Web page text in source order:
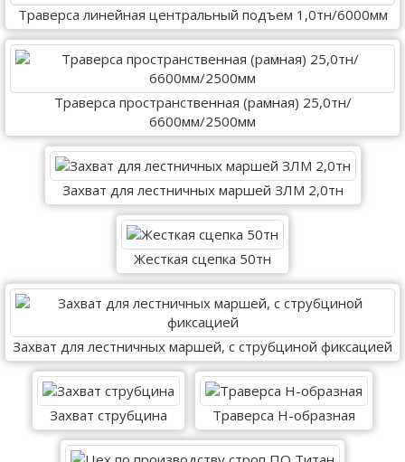
Траверса линейная центральный подъем 1,0тн/6000мм
Траверса пространственная (рамная) 25,0тн/
6600мм/2500мм
Захват для лестничных маршей ЗЛМ 2,0тн
Жесткая сцепка 50тн
Захват для лестничных маршей, с струбциной фиксацией
Захват струбцина Траверса Н-образная